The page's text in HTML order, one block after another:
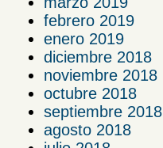
febrero 2019
enero 2019
diciembre 2018
noviembre 2018
octubre 2018
septiembre 2018
agosto 2018